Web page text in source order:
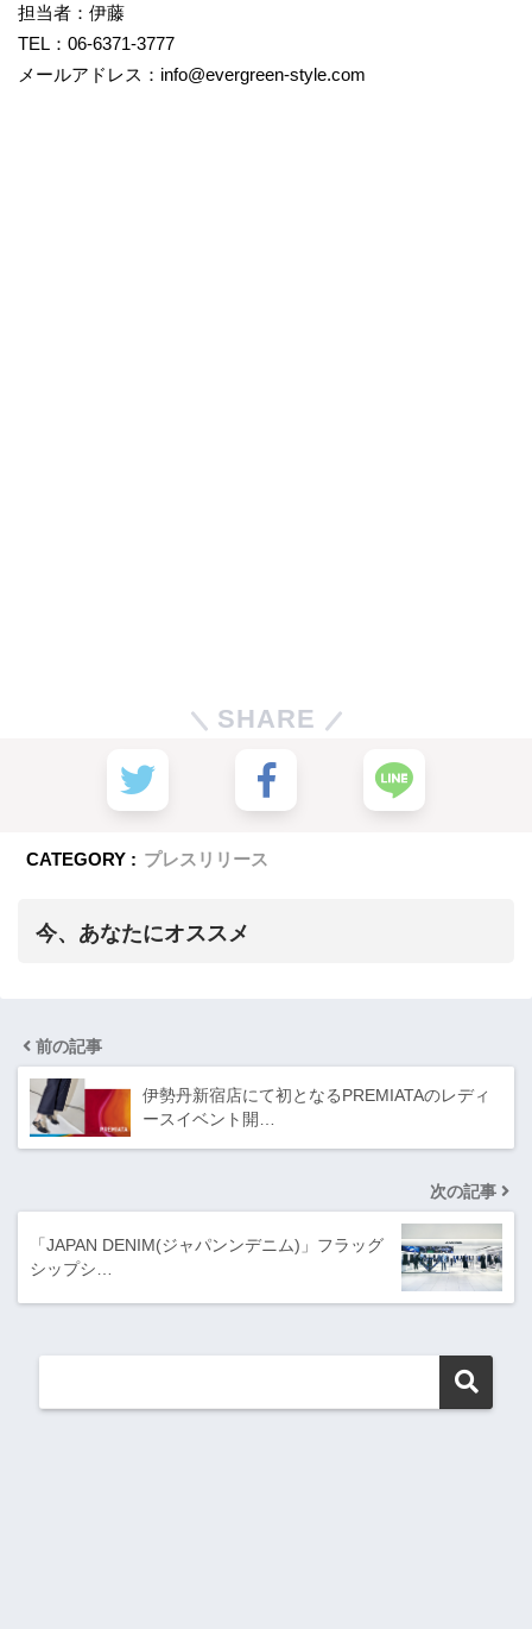
担当者：伊藤
TEL：06-6371-3777
メールアドレス： info@evergreen-style.com
SHARE
CATEGORY : プレスリリース
今、あなたにオススメ
前の記事
伊勢丹新宿店にて初となるPREMIATAのレディ
ースイベント開…
次の記事
「JAPAN DENIM(ジャパンンデニム)」フラッグ
シップシ…